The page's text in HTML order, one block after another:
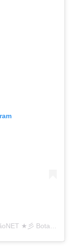
Uma publicação compartilhada por FogãoNET ★彡 Botafogo FR 👨🏽‍💻🔥 (@fogaonet)